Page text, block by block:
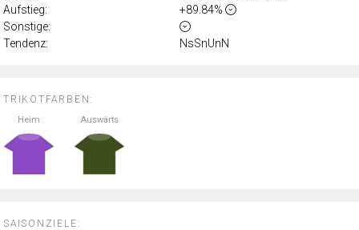
TRIKOTFARBEN:
Heim Auswärts
SAISONZIELE:
Aufstieg:
+89.84%
Sonstige:
Tendenz:
NsSnUnN